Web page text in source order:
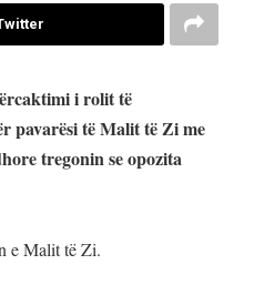
i rolit të
pavarësi të Malit të Zi me
tregonin se opozita
e Malit të Zi.